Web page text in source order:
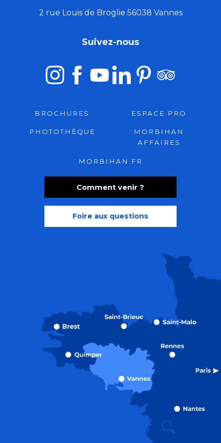
2 rue Louis de Broglie 56038 Vannes
Comment venir ?
Foire aux questions
Suivez-nous
BROCHURES ESPACE PRO
PHOTOTHÈQUE
MORBIHAN
AFFAIRES
MORBIHAN.FR